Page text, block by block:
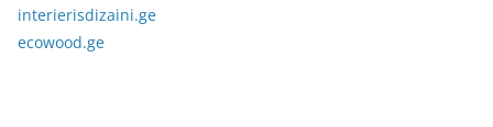
interierisdizaini.ge
ecowood.ge